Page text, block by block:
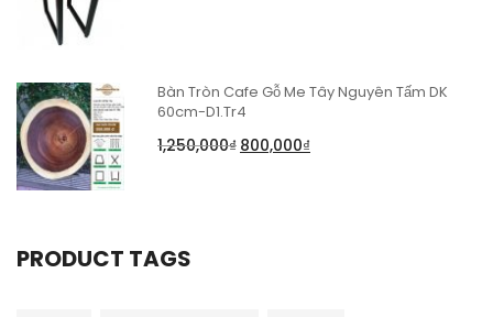
Bàn Tròn Cafe Gỗ Me Tây Nguyên Tấm DK
60cm-D1.Tr4
1,250,000₫ 800,000₫
PRODUCT TAGS